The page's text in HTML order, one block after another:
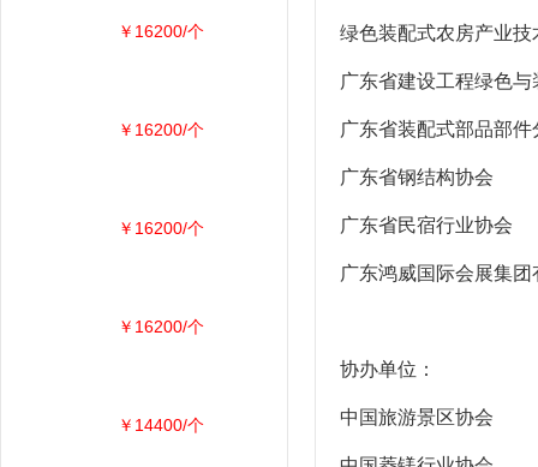
绿色装配式农房产业
广东省建设工程绿色
广东省装配式部品部件
广东省钢结构协会
广东省民宿行业协会
广东鸿威国际会展集团
协办单位：
中国旅游景区协会
￥16200/个
￥16200/个
￥16200/个
￥16200/个
￥14400/个